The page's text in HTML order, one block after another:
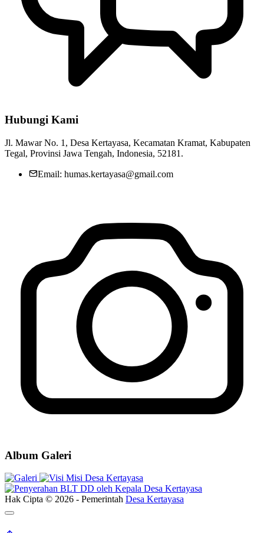
Penetapan Pengurus Forum Kesehatan Desa (FKD) Desa Kertayasa
25 Mei 2022
MALAM TASYAKURAN PERINGATAN HUT RI KE 76
DESA KERTAYASA 16 Agustus 2021
SOSIALISASI & PEMBENTUKAN PANITIA
PENGANGKATAN PERANGKAT DESA KERTAYASA
Normalisasi Sungai Desa Kertayasa 15 Desember 2021
LAPORAN REALISASI BIAYA ANGGARAN PANITIA HUT-
RI KE-78 DESA KERTAYASA
Pendaftaran Kartu Prakerja Gratis oleh Tim Kita Kompeten di Desa
RI KE-78 DESA KERTAYASA
Kegiatan Normalisasi Rawa oleh Pemerintah Desa Kertayasa untuk
Mengatasi Saluran Irigasi 24 Februari 2020
Hubungi Kami
Jl. Mawar No. 1, Desa Kertayasa, Kecamatan Kramat, Kabupaten
Tegal, Provinsi Jawa Tengah, Indonesia, 52181.
Email: humas.kertayasa@gmail.com
Album Galeri
Hak Cipta © 2026 - Pemerintah Desa Kertayasa